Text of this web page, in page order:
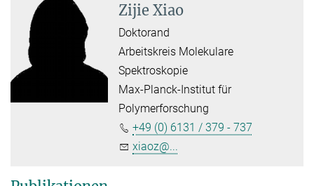
Zijie Xiao
Doktorand
Arbeitskreis Molekulare
Spektroskopie
Max-Planck-Institut für
Polymerforschung
+49 (0) 6131 / 379 - 737
xiaoz@...